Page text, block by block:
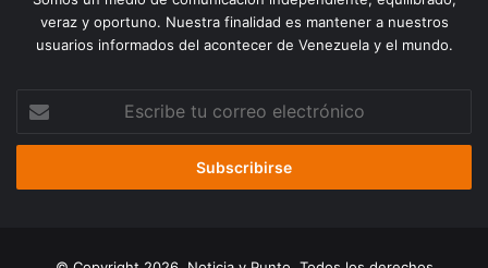
veraz y oportuno. Nuestra finalidad es mantener a nuestros
usuarios informados del acontecer de Venezuela y el mundo.
correo